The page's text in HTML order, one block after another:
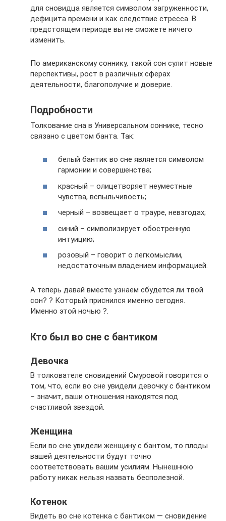
для сновидца является символом загруженности,
дефицита времени и как следствие стресса. В
предстоящем периоде вы не сможете ничего
изменить.
По американскому соннику, такой сон сулит новые
перспективы, рост в различных сферах
деятельности, благополучие и доверие.
Подробности
Толкование сна в Универсальном соннике, тесно
связано с цветом банта. Так:
белый бантик во сне является символом
гармонии и совершенства;
красный – олицетворяет неуместные
чувства, вспыльчивость;
черный – возвещает о трауре, невзгодах;
синий – символизирует обостренную
интуицию;
розовый – говорит о легкомыслии,
недостаточным владением информацией.
А теперь давай вместе узнаем сбудется ли твой
сон? ? Который приснился именно сегодня.
Именно этой ночью️ ?.
Кто был во сне с бантиком
Девочка
В толкователе сновидений Смуровой говорится о
том, что, если во сне увидели девочку с бантиком
– значит, ваши отношения находятся под
счастливой звездой.
Женщина
Если во сне увидели женщину с бантом, то плоды
вашей деятельности будут точно
соответствовать вашим усилиям. Нынешнюю
работу никак нельзя назвать бесполезной.
Котенок
Видеть во сне котенка с бантиком — сновидение